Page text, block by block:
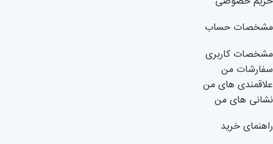
مشخصات حساب
مشخصات کاربری
سفارشات من
علاقمندی های من
نشانی های من
راهنمای خرید